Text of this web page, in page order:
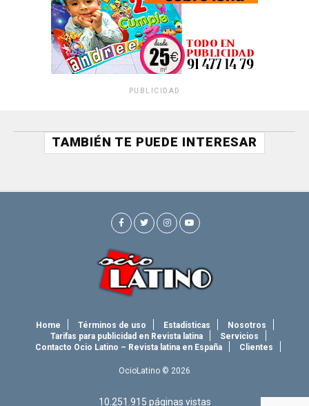
PUBLICIDAD
TAMBIÉN TE PUEDE INTERESAR
Home Términos de uso Estadísticas
Nosotros
Tarifas para publicidad en Revista latina
Servicios
Contacto Ocio Latino – Revista latina en España
Clientes
OcioLatino © 2026
10.251.915 páginas vistas